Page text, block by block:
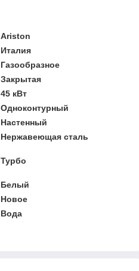
Ariston
Италия
Газообразное
Закрытая
45 кВт
Одноконтурный
Настенный
Нержавеющая сталь
Турбо
Белый
Новое
Вода